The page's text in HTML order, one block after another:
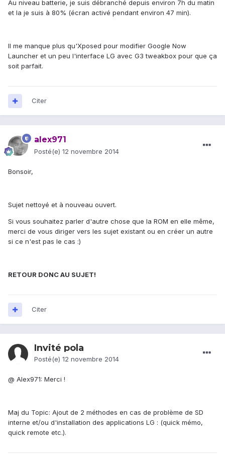
Au niveau batterie, je suis débranché depuis environ 7h du matin
et la je suis à 80% (écran activé pendant environ 47 min).
Il me manque plus qu'Xposed pour modifier Google Now
Launcher et un peu l'interface LG avec G3 tweakbox pour que ça
soit parfait.
Citer
alex971
Posté(e) 12 novembre 2014
Bonsoir,
Sujet nettoyé et à nouveau ouvert.
Si vous souhaitez parler d'autre chose que la ROM en elle même,
merci de vous diriger vers les sujet existant ou en créer un autre
si ce n'est pas le cas :)
RETOUR DONC AU SUJET!
Citer
Invité pola
Posté(e) 12 novembre 2014
@ Alex971: Merci !
Maj du Topic: Ajout de 2 méthodes en cas de problème de SD
interne et/ou d'installation des applications LG : (quick mémo,
quick remote etc.).